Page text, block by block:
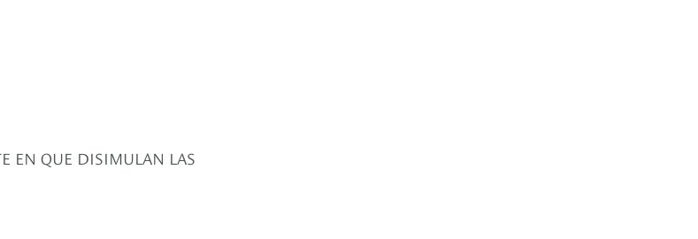
EN QUE DISIMULAN LAS